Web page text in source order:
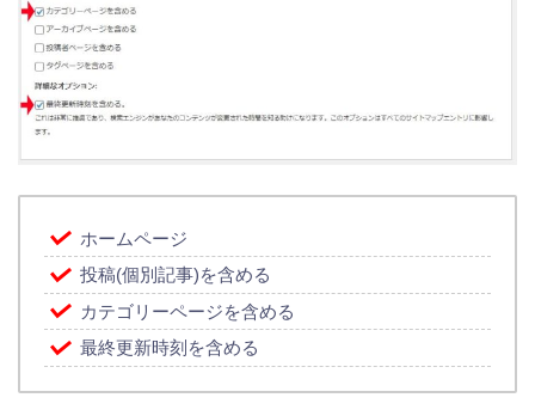
ホームページ
投稿(個別記事)を含める
カテゴリーページを含める
最終更新時刻を含める